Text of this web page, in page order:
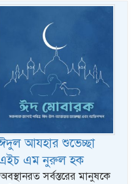
আযহার শুভেচ্ছা
এইচ এম নুরুল হক
অবস্থানরত সর্বস্তরের মানুষকে